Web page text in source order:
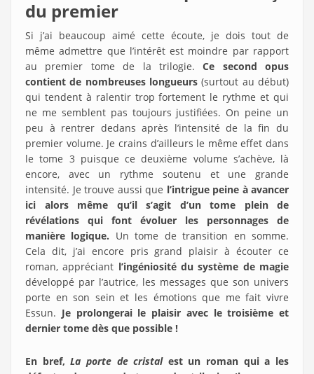
du premier
Si j’ai beaucoup aimé cette écoute, je dois tout de
même admettre que l’intérêt est moindre par rapport
au premier tome de la trilogie.Ce second opus
contient de nombreuses longueurs (surtout au début)
qui tendent à ralentir trop fortement le rythme et qui
ne me semblent pas toujours justifiées. On peine un
peu à rentrer dedans après l’intensité de la fin du
premier volume. Je crains d’ailleurs le même effet dans
le tome 3 puisque ce deuxième volume s’achève, là
encore, avec un rythme soutenu et une grande
intensité. Je trouve aussi que l’intrigue peine à avancer
ici alors même qu’il s’agit d’un tome plein de
révélations qui font évoluer les personnages de
manière logique. Un tome de transition en somme.
Cela dit, j’ai encore pris grand plaisir à écouter ce
roman, appréciant l’ingéniosité du système de magie
développé par l’autrice, les messages que son univers
porte en son sein et les émotions que me fait vivre
Essun. Je prolongerai le plaisir avec le troisième et
dernier tome dès que possible !
En bref,La porte de cristalest un roman qui a les